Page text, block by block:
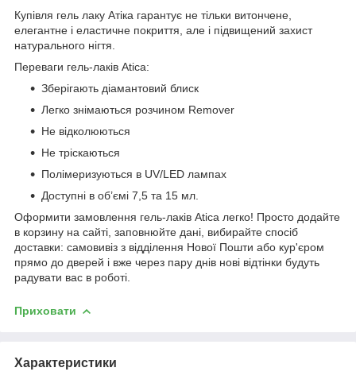
Купівля гель лаку Атіка гарантує не тільки витончене,
елегантне і еластичне покриття, але і підвищений захист
натурального нігтя.
Переваги гель-лаків Atica:
Зберігають діамантовий блиск
Легко знімаються розчином Remover
Не відколюються
Не тріскаються
Полімеризуються в UV/LED лампах
Доступні в об’ємі 7,5 та 15 мл.
Оформити замовлення гель-лаків Atica легко! Просто додайте
в корзину на сайті, заповнюйте дані, вибирайте спосіб
доставки: самовивіз з відділення Нової Пошти або кур'єром
прямо до дверей і вже через пару днів нові відтінки будуть
радувати вас в роботі.
Приховати
Характеристики